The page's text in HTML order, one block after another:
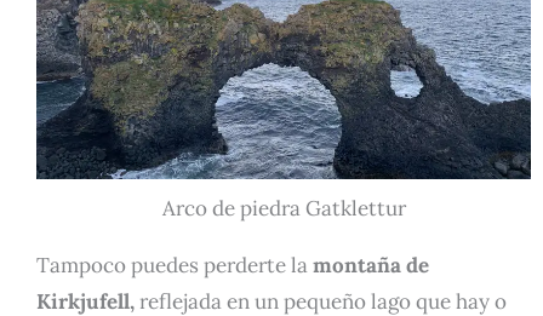
Arco de piedra Gatklettur
Tampoco puedes perderte lamontaña de
Kirkjufell,reflejada en un pequeño lago que hay o